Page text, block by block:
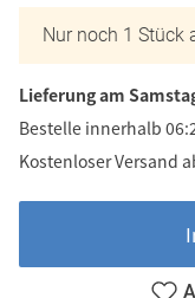
Nur noch 1 Stück
Lieferung am
Bestelle innerhalb
Kostenloser Versand